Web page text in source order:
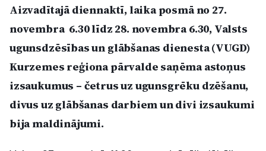
Sludinājumi
Pasākumi
Reklāma
Aizvadītajā diennaktī, laika posmā no 27.
novembra 6.30 līdz 28. novembra 6.30, Valsts
ugunsdzēsības un glābšanas dienesta (VUGD)
Kurzemes reģiona pārvalde saņēma astoņus
izsaukumus – četrus uz ugunsgrēku dzēšanu,
divus uz glābšanas darbiem un divi izsaukumi
bija maldinājumi.